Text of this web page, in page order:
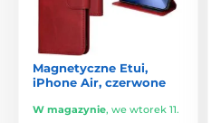
Magnetyczne Etui,
iPhone Air, czerwone
W magazynie, we wtorek 11.